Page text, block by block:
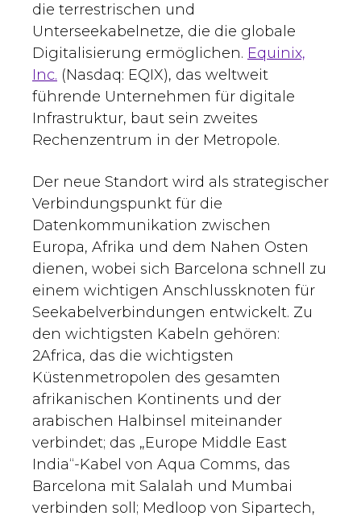
die terrestrischen und
Unterseekabelnetze, die die globale
Digitalisierung ermöglichen. Equinix,
Inc. (Nasdaq: EQIX), das weltweit
führende Unternehmen für digitale
Infrastruktur, baut sein zweites
Rechenzentrum in der Metropole.
Der neue Standort wird als strategischer
Verbindungspunkt für die
Datenkommunikation zwischen
Europa, Afrika und dem Nahen Osten
dienen, wobei sich Barcelona schnell zu
einem wichtigen Anschlussknoten für
Seekabelverbindungen entwickelt. Zu
den wichtigsten Kabeln gehören:
2Africa, das die wichtigsten
Küstenmetropolen des gesamten
afrikanischen Kontinents und der
arabischen Halbinsel miteinander
verbindet; das „Europe Middle East
India“-Kabel von Aqua Comms, das
Barcelona mit Salalah und Mumbai
verbinden soll; Medloop von Sipartech,